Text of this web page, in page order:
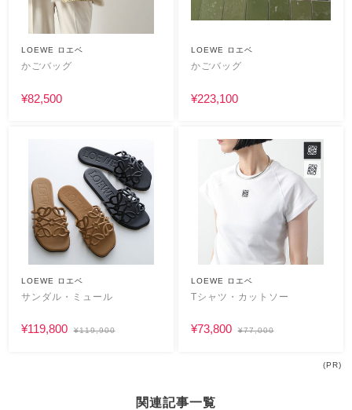
LOEWE ロエベ
かごバッグ
¥82,500
LOEWE ロエベ
かごバッグ
¥223,100
LOEWE ロエベ
サンダル・ミュール
¥119,800 ¥119,900
LOEWE ロエベ
Tシャツ・カットソー
¥73,800 ¥77,000
(PR)
関連記事一覧